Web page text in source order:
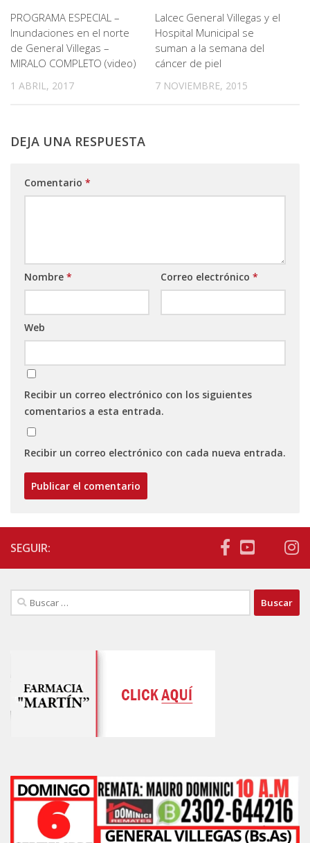
PROGRAMA ESPECIAL –
Inundaciones en el norte
de General Villegas –
MIRALO COMPLETO (video)
1 ABRIL, 2017
Lalcec General Villegas y el
Hospital Municipal se
suman a la semana del
cáncer de piel
7 NOVIEMBRE, 2015
DEJA UNA RESPUESTA
Comentario *
Nombre * Correo electrónico *
Web
Recibir un correo electrónico con los siguientes
comentarios a esta entrada.
Recibir un correo electrónico con cada nueva entrada.
SEGUIR:
Buscar: